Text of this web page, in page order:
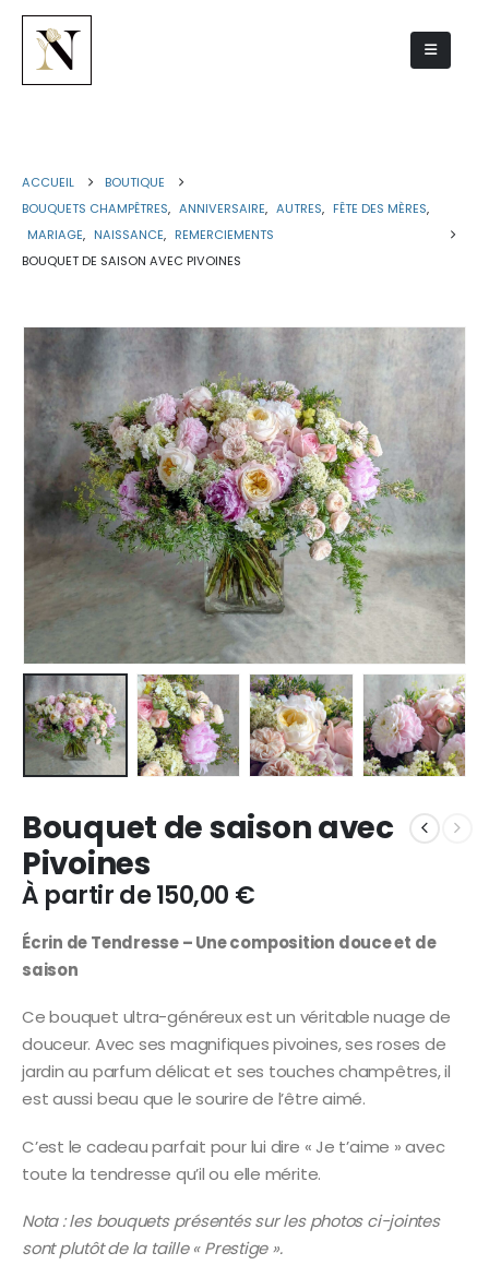
ACCUEIL
BOUTIQUE
BOUQUETS CHAMPÊTRES, ANNIVERSAIRE, AUTRES, FÊTE DES MÈRES,
MARIAGE, NAISSANCE, REMERCIEMENTS
BOUQUET DE SAISON AVEC PIVOINES
Bouquet de saison avec
Pivoines
À partir de150,00 €
Écrin de Tendresse – Une composition douce et de
saison
Ce bouquet ultra-généreux est un véritable nuage de
douceur. Avec ses magnifiques pivoines, ses roses de
jardin au parfum délicat et ses touches champêtres, il
est aussi beau que le sourire de l’être aimé.
C’est le cadeau parfait pour lui dire « Je t’aime » avec
toute la tendresse qu’il ou elle mérite.
Nota : les bouquets présentés sur les photos ci-jointes
sont plutôt de la taille « Prestige ».